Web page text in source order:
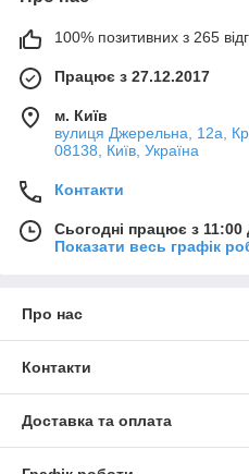
100% позитивних з 265
Працює з 27.12.2017
м. Київ
вулиця Джерельна, 12а,
08138, Київ, Україна
Контакти
Сьогодні працює з 11:00
Показати весь графік
Про нас
Контакти
Доставка та оплата